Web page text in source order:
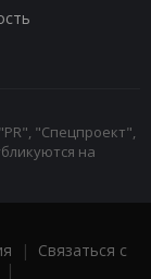
"Спецпроект",
на
| Связаться с
|